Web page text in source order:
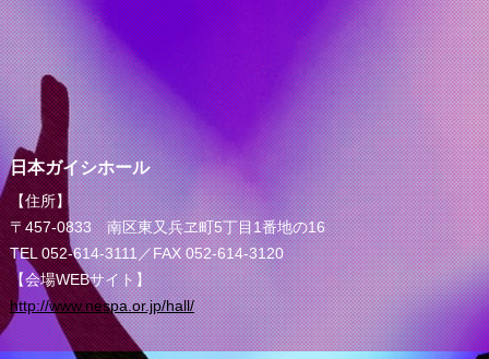
日本ガイシホール
【住所】
〒457-0833 南区東又兵ヱ町5丁目1番地の16
TEL 052-614-3111／FAX 052-614-3120
【会場WEBサイト】
http://www.nespa.or.jp/hall/